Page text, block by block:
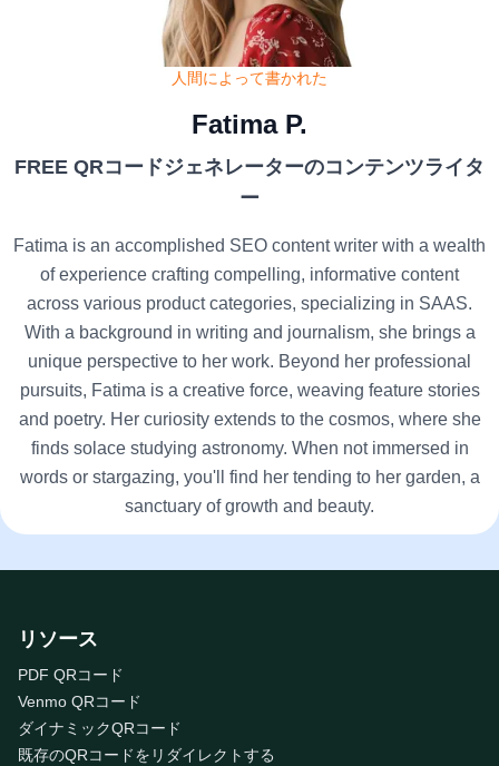
人間によって書かれた
Fatima P.
FREE QRコードジェネレーターのコンテンツライタ
ー
Fatima is an accomplished SEO content writer with a wealth
of experience crafting compelling, informative content
across various product categories, specializing in SAAS.
With a background in writing and journalism, she brings a
unique perspective to her work. Beyond her professional
pursuits, Fatima is a creative force, weaving feature stories
and poetry. Her curiosity extends to the cosmos, where she
finds solace studying astronomy. When not immersed in
words or stargazing, you'll find her tending to her garden, a
sanctuary of growth and beauty.
リソース
PDF QRコード
Venmo QRコード
ダイナミックQRコード
既存のQRコードをリダイレクトする